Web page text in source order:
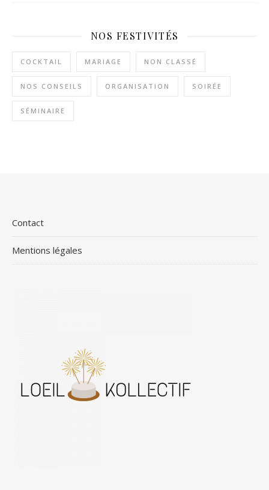
NOS FESTIVITÉS
COCKTAIL MARIAGE NON CLASSÉ
NOS CONSEILS ORGANISATION SOIRÉE
SÉMINAIRE
Contact
Mentions légales